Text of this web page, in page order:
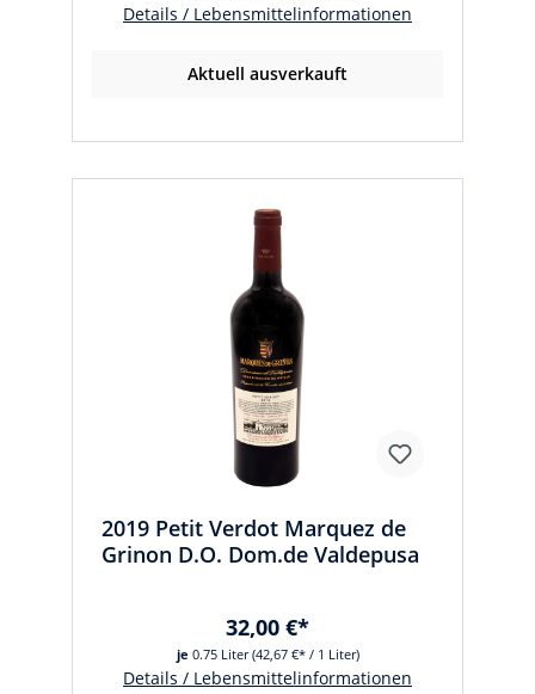
Details / Lebensmittelinformationen
Aktuell ausverkauft
2019 Petit Verdot Marquez de
Grinon D.O. Dom.de Valdepusa
je 0.75 Liter(42,67 €* / 1 Liter)
32,00 €*
Details / Lebensmittelinformationen